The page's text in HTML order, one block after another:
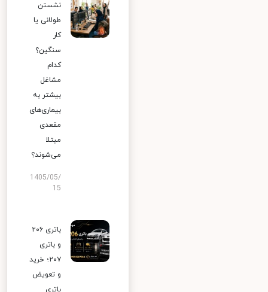
نشستن
طولانی یا
کار
سنگین؟
کدام
مشاغل
بیشتر به
بیماری‌های
مقعدی
مبتلا
می‌شوند؟
1405/05/
15
باتری ۲۰۶
و باتری
۲۰۷؛ خرید
و تعویض
باتری